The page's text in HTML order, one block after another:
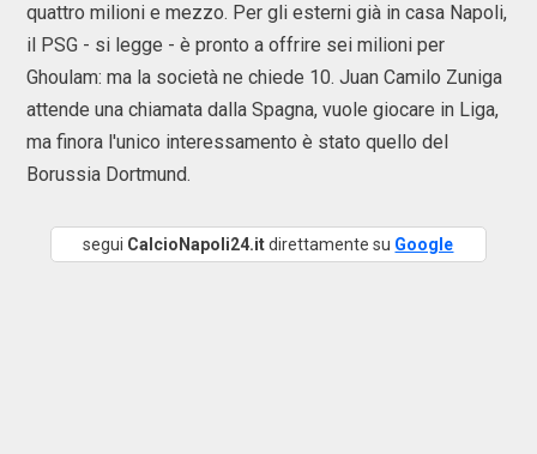
quattro milioni e mezzo. Per gli esterni già in casa Napoli,
il PSG - si legge - è pronto a offrire sei milioni per
Ghoulam: ma la società ne chiede 10. Juan Camilo Zuniga
attende una chiamata dalla Spagna, vuole giocare in Liga,
ma finora l'unico interessamento è stato quello del
Borussia Dortmund.
segui CalcioNapoli24.itdirettamente su Google